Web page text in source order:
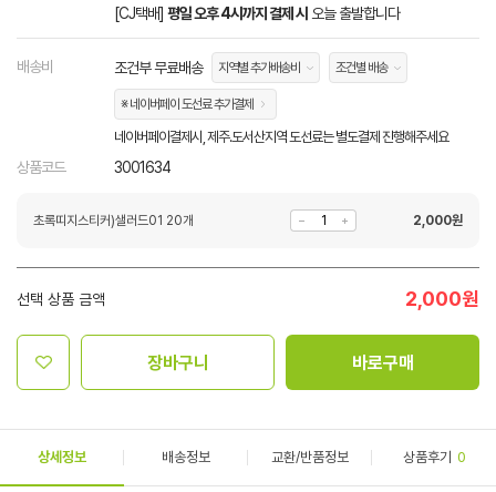
[CJ택배] 평일 오후 4시까지 결제 시 오늘 출발합니다
배송비 조건부 무료배송 지역별 추가배송비 조건별 배송
※ 네이버페이 도선료 추가결제
네이버페이결제시, 제주.도서산지역 도선료는 별도결제 진행해주세요
상품코드 3001634
초록띠지스티커)샐러드01 20개 2,000원
선택 상품 금액 2,000원
장바구니 바로구매
상세정보 배송정보 교환/반품정보 상품후기 0